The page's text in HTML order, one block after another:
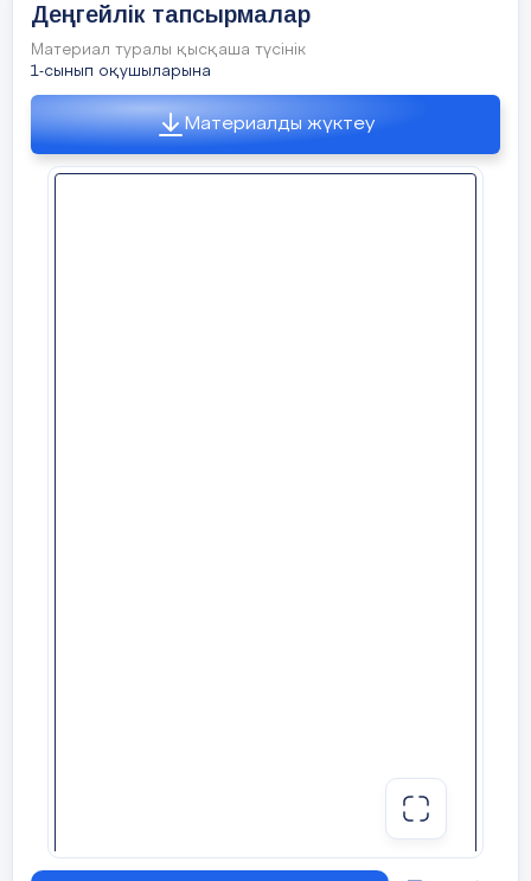
Деңгейлік тапсырмалар
Материал туралы қысқаша түсінік
1-сынып оқушыларына
Материалды жүктеу